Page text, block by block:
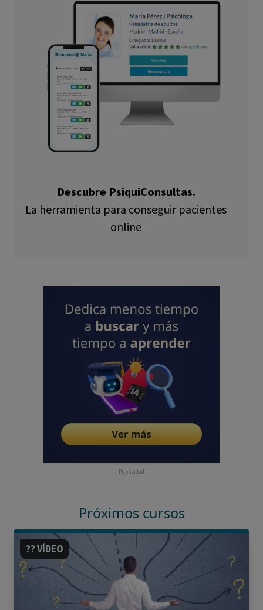
Descubre PsiquiConsultas.
La herramienta para conseguir pacientes
online
Publicidad
Próximos cursos
?? VÍDEO